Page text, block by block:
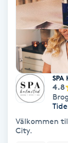
Hot Stone
Hot yoga
Hudföryngring
SPA
4.8
Välkommen
City.